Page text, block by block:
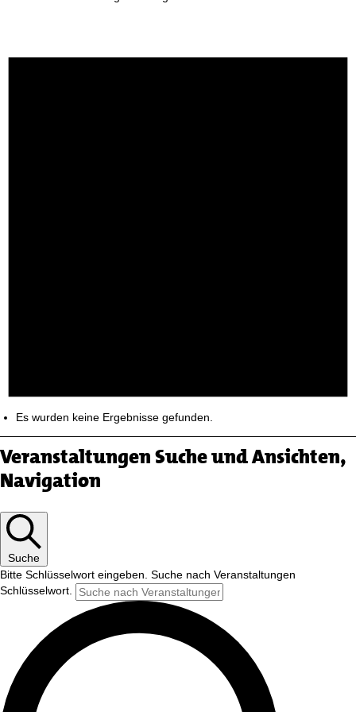
Es wurden keine Ergebnisse gefunden.
Veranstaltungen Suche und Ansichten,
Navigation
Suche
Bitte Schlüsselwort eingeben. Suche nach Veranstaltungen
Schlüsselwort.